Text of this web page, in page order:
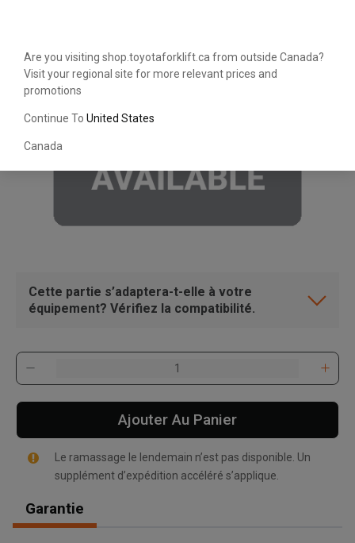
Are you visiting shop.toyotaforklift.ca from outside Canada?
Visit your regional site for more relevant prices and
promotions
Continue To United States
Canada
Cette partie s’adaptera-t-elle à votre
équipement? Vérifiez la compatibilité.
Ajouter Au Panier
Le ramassage le lendemain n’est pas disponible. Un
supplément d’expédition accéléré s’applique.
Garantie